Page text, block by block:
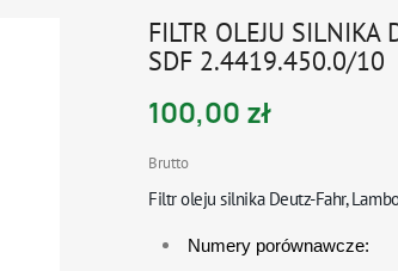
FILTR OLEJU SILNIKA
SDF 2.4419.450.0/10
100,00 zł
Brutto
Filtr oleju silnika Deutz-Fahr,
Numery porównawcze: